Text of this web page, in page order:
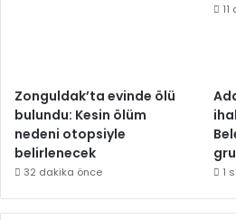
Zonguldak’ta evinde ölü
bulundu: Kesin ölüm
nedeni otopsiyle
belirlenecek
32 dakika önce 1